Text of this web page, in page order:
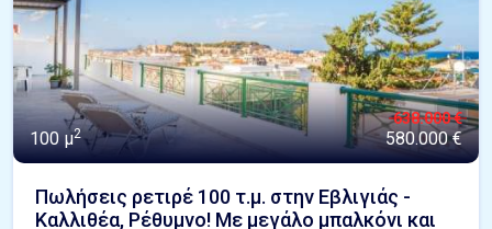
100 μ2
638.000 €
580.000 €
Πωλήσεις ρετιρέ 100 τ.μ. στην Εβλιγιάς -
Καλλιθέα, Ρέθυμνο! Με μεγάλο μπαλκόνι και